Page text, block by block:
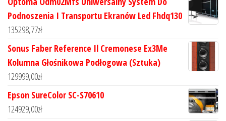
Podnoszenia I Transportu Ekranów Led Fhdq130
135298,77zł
Sonus Faber Reference Il Cremonese Ex3Me
Kolumna Głośnikowa Podłogowa (Sztuka)
129999,00zł
Epson SureColor SC-S70610
124929,00zł